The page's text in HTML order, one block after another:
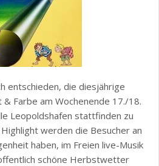
entschieden, die diesjährige
Farbe am Wochenende 17./18.
Leopoldshafen stattfinden zu
werden die Besucher an
haben, im Freien live-Musik
schöne Herbstwetter